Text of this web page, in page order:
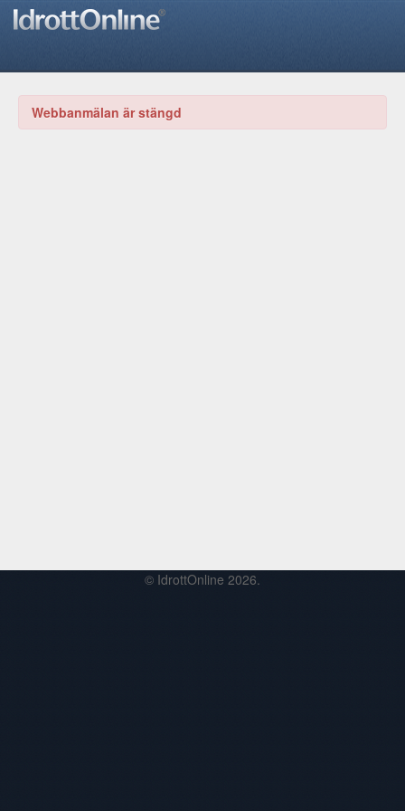
Webbanmälan är stängd
© IdrottOnline 2026.